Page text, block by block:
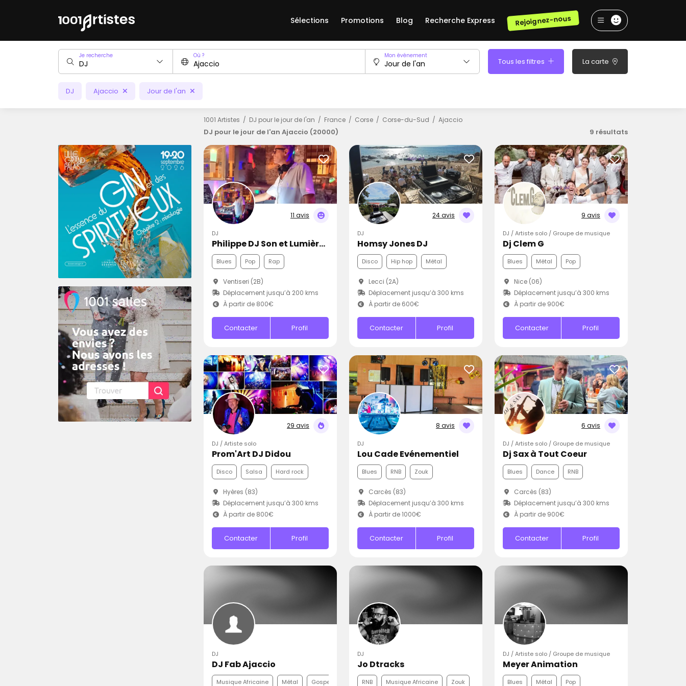
Sélections Promotions Blog Recherche Express Rejoignez-nous
Je recherche Où ? Mon événement
Tous les filtres La carte
DJ Ajaccio Jour de l'an
1001 Artistes DJ pour le jour de l'an France Corse Corse-du-Sud Ajaccio
DJ pour le jour de l'an Ajaccio (20000) 9 résultats
11 avis
DJ
Philippe DJ Son et Lumières
Blues Pop Rap
Ventiseri (2B)
Déplacement jusqu’à 200 kms
À partir de 800€
Contacter Profil
24 avis
DJ
Homsy Jones DJ
Disco Hip hop Métal
Lecci (2A)
Déplacement jusqu’à 300 kms
À partir de 600€
Contacter Profil
9 avis
DJ / Artiste solo / Groupe de musique
Dj Clem G
Blues Métal Pop
Nice (06)
Déplacement jusqu’à 300 kms
À partir de 900€
Contacter Profil
29 avis
DJ / Artiste solo
Prom'Art DJ Didou
Disco Salsa Hard rock
Hyères (83)
Déplacement jusqu’à 300 kms
À partir de 800€
Contacter Profil
8 avis
DJ
Lou Cade Evénementiel
Blues RNB Zouk
Carcès (83)
Déplacement jusqu’à 300 kms
À partir de 1000€
Contacter Profil
6 avis
DJ / Artiste solo / Groupe de musique
Dj Sax à Tout Coeur
Blues Dance RNB
Carcès (83)
Déplacement jusqu’à 300 kms
À partir de 900€
Contacter Profil
DJ
DJ Fab Ajaccio
Musique Africaine Métal Gospel
DJ
Jo Dtracks
RNB Musique Africaine Zouk
DJ / Artiste solo / Groupe de musique
Meyer Animation
Blues Métal Pop